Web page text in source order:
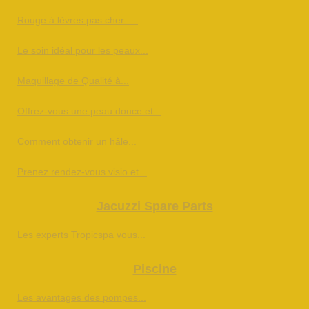
Rouge à lèvres pas cher :...
Le soin idéal pour les peaux...
Maquillage de Qualité à...
Offrez-vous une peau douce et...
Comment obtenir un hâle...
Prenez rendez-vous visio et...
Jacuzzi Spare Parts
Les experts Tropicspa vous...
Piscine
Les avantages des pompes...